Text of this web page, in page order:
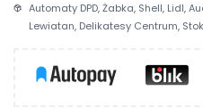
Automaty DPD, Żabka, Shell, Lidl,
Lewiatan, Delikatesy Centrum,